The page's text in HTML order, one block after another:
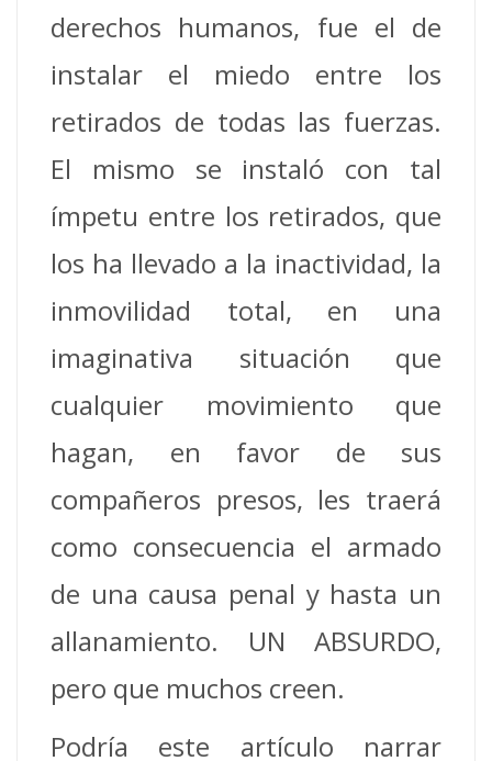
derechos humanos, fue el de
instalar el miedo entre los
retirados de todas las fuerzas.
El mismo se instaló con tal
ímpetu entre los retirados, que
los ha llevado a la inactividad, la
inmovilidad total, en una
imaginativa situación que
cualquier movimiento que
hagan, en favor de sus
compañeros presos, les traerá
como consecuencia el armado
de una causa penal y hasta un
allanamiento. UN ABSURDO,
pero que muchos creen.
Podría este artículo narrar